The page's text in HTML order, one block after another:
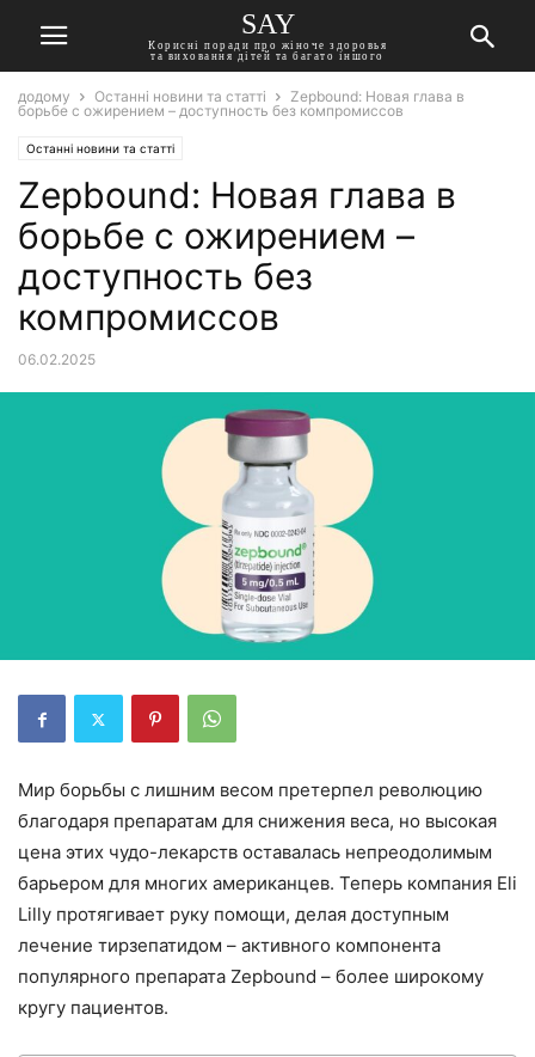
SAY
Корисні поради про жіноче здоровья
та виховання дітей та багато іншого
додому Останні новини та статті
Zepbound: Новая глава в
борьбе с ожирением – доступность без компромиссов
Останні новини та статті
Zepbound: Новая глава в
борьбе с ожирением –
доступность без
компромиссов
06.02.2025
Мир борьбы с лишним весом претерпел революцию
благодаря препаратам для снижения веса, но высокая
цена этих чудо-лекарств оставалась непреодолимым
барьером для многих американцев. Теперь компания Eli
Lilly протягивает руку помощи, делая доступным
лечение тирзепатидом – активного компонента
популярного препарата Zepbound – более широкому
кругу пациентов.